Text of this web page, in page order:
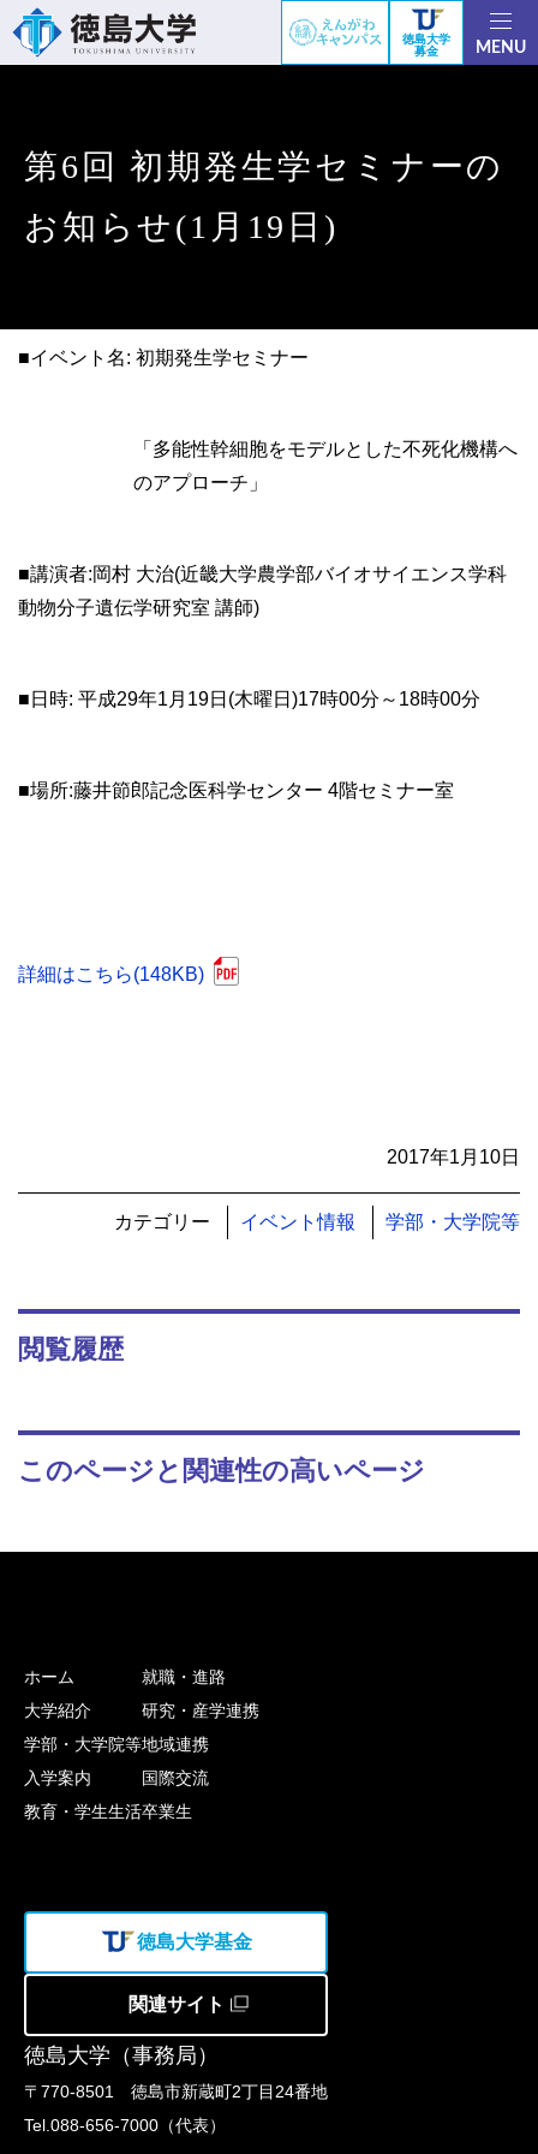
徳島大学
募金
MENU
第6回 初期発生学セミナーの
お知らせ(1月19日)
■イベント名: 初期発生学セミナー
「多能性幹細胞をモデルとした不死化機構へ
のアプローチ」
■講演者:岡村 大治(近畿大学農学部バイオサイエンス学科
動物分子遺伝学研究室 講師)
■日時: 平成29年1月19日(木曜日)17時00分～18時00分
■場所:藤井節郎記念医科学センター 4階セミナー室
詳細はこちら(148KB)
2017年1月10日
カテゴリー イベント情報 学部・大学院等
閲覧履歴
このページと関連性の高いページ
徳島大学（事務局）
〒770-8501 徳島市新蔵町2丁目24番地
Tel.088-656-7000（代表）
ホーム
大学紹介
学部・大学院等
入学案内
教育・学生生活
就職・進路
研究・産学連携
地域連携
国際交流
卒業生
徳島大学基金
関連サイト